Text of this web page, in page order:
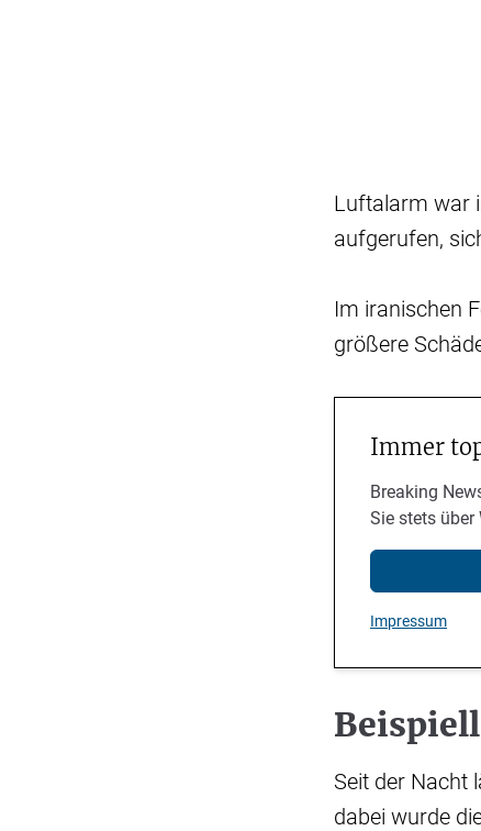
Luftalarm war
aufgerufen,
Im iranischen
größere
Immer
Breaking
Sie stets
Impressum
Seit der Nacht
dabei wurde